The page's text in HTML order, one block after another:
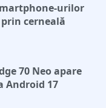
urilor
cerneală
70 Neo apare
Android 17